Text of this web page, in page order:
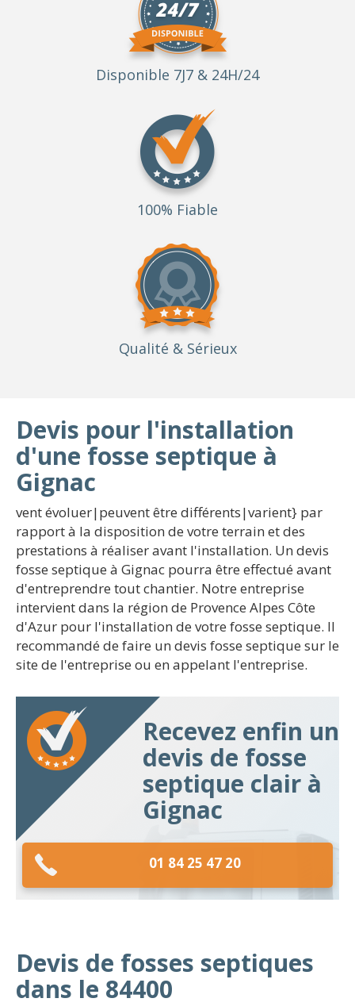
Disponible 7J7 & 24H/24
100% Fiable
Qualité & Sérieux
Devis pour l'installation
d'une fosse septique à
Gignac
vent évoluer|peuvent être différents|varient} par
rapport à la disposition de votre terrain et des
prestations à réaliser avant l'installation. Un devis
fosse septique à Gignac pourra être effectué avant
d'entreprendre tout chantier. Notre entreprise
intervient dans la région de Provence Alpes Côte
d'Azur pour l'installation de votre fosse septique. Il
recommandé de faire un devis fosse septique sur le
site de l'entreprise ou en appelant l'entreprise.
Recevez enfin un
devis de fosse
septique clair à
Gignac
01 84 25 47 20
Devis de fosses septiques
dans le 84400